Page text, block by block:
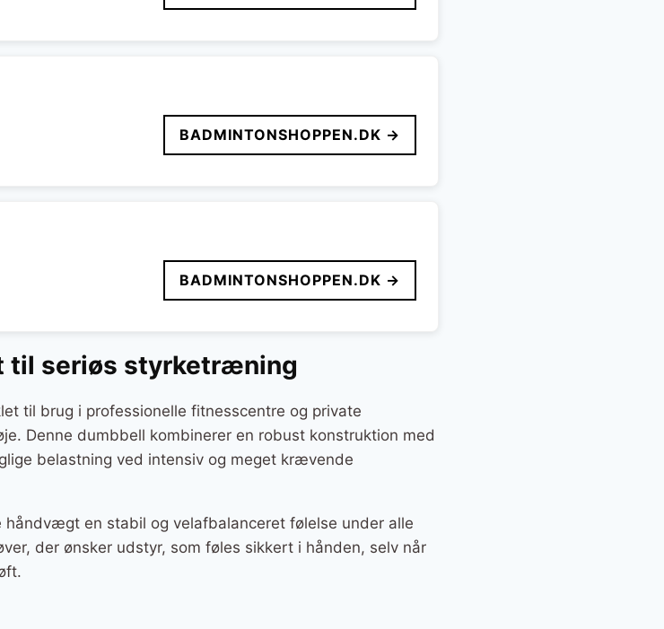
BADMINTONSHOPPEN.DK →
BADMINTONSHOPPEN.DK →
til seriøs styrketræning
til brug i professionelle fitnesscentre og private
Denne dumbbell kombinerer en robust konstruktion med
belastning ved intensiv og meget krævende
en stabil og velafbalanceret følelse under alle
der ønsker udstyr, som føles sikkert i hånden, selv når